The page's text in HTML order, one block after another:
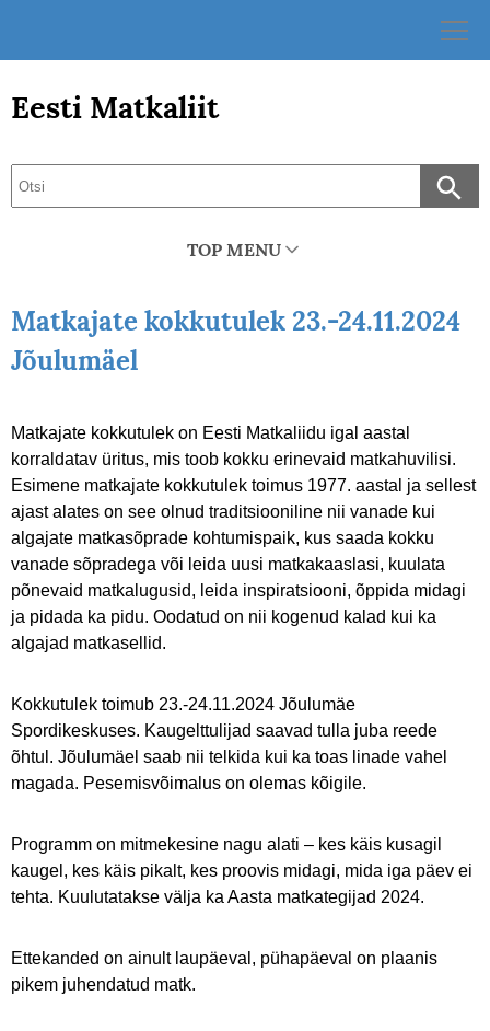
Eesti Matkaliit
TOP MENU
Matkajate kokkutulek 23.-24.11.2024
Jõulumäel
Matkajate kokkutulek on Eesti Matkaliidu igal aastal
korraldatav üritus, mis toob kokku erinevaid matkahuvilisi.
Esimene matkajate kokkutulek toimus 1977. aastal ja sellest
ajast alates on see olnud traditsiooniline nii vanade kui
algajate matkasõprade kohtumispaik, kus saada kokku
vanade sõpradega või leida uusi matkakaaslasi, kuulata
põnevaid matkalugusid, leida inspiratsiooni, õppida midagi
ja pidada ka pidu. Oodatud on nii kogenud kalad kui ka
algajad matkasellid.
Kokkutulek toimub 23.-24.11.2024 Jõulumäe
Spordikeskuses. Kaugelttulijad saavad tulla juba reede
õhtul. Jõulumäel saab nii telkida kui ka toas linade vahel
magada. Pesemisvõimalus on olemas kõigile.
Programm on mitmekesine nagu alati – kes käis kusagil
kaugel, kes käis pikalt, kes proovis midagi, mida iga päev ei
tehta. Kuulutatakse välja ka Aasta matkategijad 2024.
Ettekanded on ainult laupäeval, pühapäeval on plaanis
pikem juhendatud matk.